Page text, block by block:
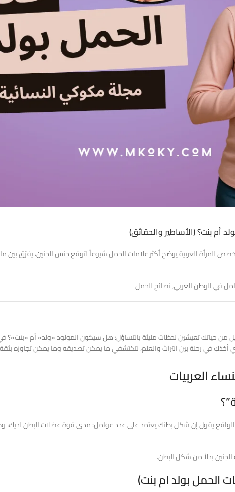
أم بنت؟ (الأساطير والحقائق)
للمرأة العربية يوضح أكثر علامات الحمل شيوعاً لتوقع جنس الجنين، يفرّق
في الوطن العربي, نصائح للحمل
من حياتك تعيشين لحظات مليئة بالتساؤل: هل سيكون المولود «ولد» أم
في رحلة بين التراث والعلم، لتكتشفي ما يمكن تصديقه وما يمكن تجاوزه
العربيات
الواقع يقول إن شكل بطنك يعتمد على عدد عوامل: مدى قوة عضلات البطن لديك،
بدلاً من شكل البطن.
الحمل بولد ام بنت)